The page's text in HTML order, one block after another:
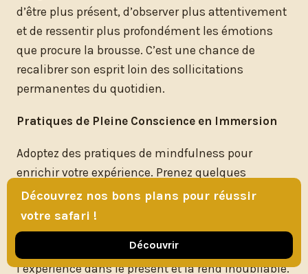
d’être plus présent, d’observer plus attentivement
et de ressentir plus profondément les émotions
que procure la brousse. C’est une chance de
recalibrer son esprit loin des sollicitations
permanentes du quotidien.
Pratiques de Pleine Conscience en Immersion
Adoptez des pratiques de mindfulness pour
enrichir votre expérience. Prenez quelques
minutes chaque jour pour vous asseoir en silence,
écouter les bruits de la brousse, sentir le vent sur
votre peau, et observer les couleurs du coucher de
soleil. Cette observation attentive ancre
l’expérience dans le présent et la rend inoubliable.
Découvrez nos bons plans pour réussir
votre safari !
Découvrir